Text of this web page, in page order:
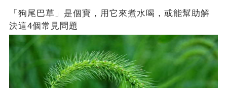
「狗尾巴草」是個寶，用它來煮水喝，或能幫助解
決這4個常見問題